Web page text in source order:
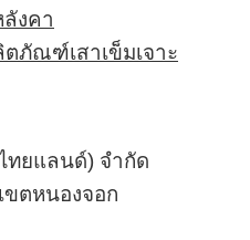
ลังคา
ภัณฑ์เสาเข็มเจาะ
ยแลนด์) จำกัด
ขตหนองจอก